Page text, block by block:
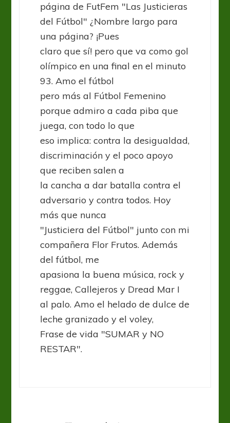
página de FutFem "Las Justicieras
del Fútbol" ¿Nombre largo para
una página? ¡Pues
claro que sí! pero que va como gol
olímpico en una final en el minuto
93. Amo el fútbol
pero más al Fútbol Femenino
porque admiro a cada piba que
juega, con todo lo que
eso implica: contra la desigualdad,
discriminación y el poco apoyo
que reciben salen a
la cancha a dar batalla contra el
adversario y contra todos. Hoy
más que nunca
"Justiciera del Fútbol" junto con mi
compañera Flor Frutos. Además
del fútbol, me
apasiona la buena música, rock y
reggae, Callejeros y Dread Mar I
al palo. Amo el helado de dulce de
leche granizado y el voley,
Frase de vida "SUMAR y NO
RESTAR".